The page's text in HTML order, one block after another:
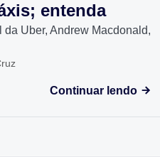
entenda
Uber, Andrew Macdonald,
Continuar lendo